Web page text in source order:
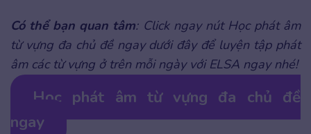
Có thể bạn quan tâm: Click ngay nút Học phát âm
từ vựng đa chủ đề ngay dưới đây để luyện tập phát
âm các từ vựng ở trên mỗi ngày với ELSA ngay nhé!
Học phát âm từ vựng đa chủ đề
ngay